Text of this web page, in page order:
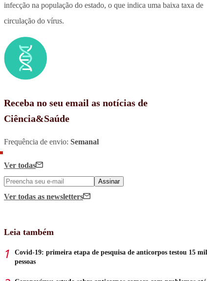
infecção na população do estado, o que indica uma baixa taxa de
circulação do vírus.
Receba no seu email as notícias de
Ciência&Saúde
Frequência de envio: Semanal
Ver todas
Assinar
Ver todas as newsletters
Leia também
Covid-19: primeira etapa de pesquisa de anticorpos testou 15 mil
pessoas